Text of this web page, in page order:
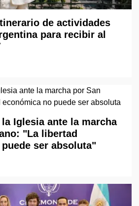
de actividades
para recibir al
Iglesia ante la marcha
"La libertad
ser absoluta"